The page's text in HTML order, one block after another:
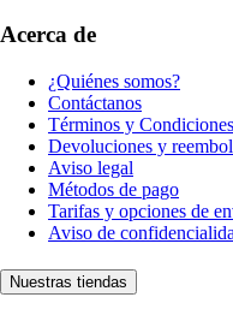
Acerca de
¿Quiénes somos?
Contáctanos
Términos y Condiciones
Devoluciones y
Aviso legal
Métodos de pago
Tarifas y opciones de
Aviso de
Nuestras tiendas